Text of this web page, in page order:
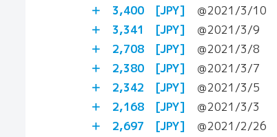
＋ 3,400 [JPY] ＠2021/3/10
＋ 3,341 [JPY] ＠2021/3/9
＋ 2,708 [JPY] ＠2021/3/8
＋ 2,380 [JPY] ＠2021/3/7
＋ 2,342 [JPY] ＠2021/3/5
＋ 2,168 [JPY] ＠2021/3/3
＋ 2,697 [JPY] ＠2021/2/26